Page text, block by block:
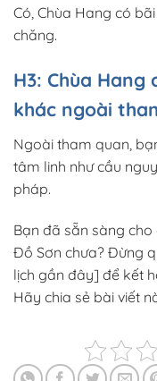
Có, Chùa Hang có
chăng.
H3: Chùa
khác ngoài
Ngoài tham quan,
tâm linh như cầu
pháp.
Bạn đã sẵn sàng
Đồ Sơn chưa? Đừng
lịch gần đây] để kết
Hãy chia sẻ bài viết